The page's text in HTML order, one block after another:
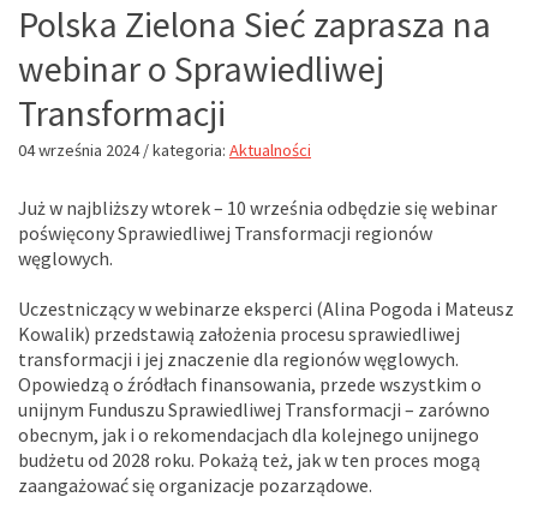
pomocowych
Polsce
Polska Zielona Sieć zaprasza na
webinar o Sprawiedliwej
Transformacji
04 września 2024 / kategoria: Aktualności
Już w najbliższy wtorek – 10 września odbędzie się webinar
poświęcony Sprawiedliwej Transformacji regionów
węglowych.
Uczestniczący w webinarze eksperci (Alina Pogoda i Mateusz
Kowalik) przedstawią założenia procesu sprawiedliwej
transformacji i jej znaczenie dla regionów węglowych.
Opowiedzą o źródłach finansowania, przede wszystkim o
unijnym Funduszu Sprawiedliwej Transformacji – zarówno
obecnym, jak i o rekomendacjach dla kolejnego unijnego
budżetu od 2028 roku. Pokażą też, jak w ten proces mogą
zaangażować się organizacje pozarządowe.